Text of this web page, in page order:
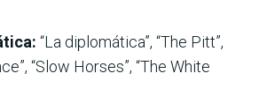
“La diplomática”, “The Pitt”,
“Slow Horses”, “The White